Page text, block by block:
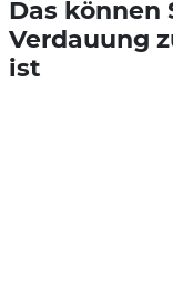
Das können
Verdauung
ist